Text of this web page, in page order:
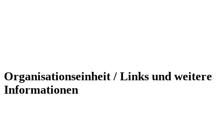
Organisationseinheit / Links und weitere
Informationen